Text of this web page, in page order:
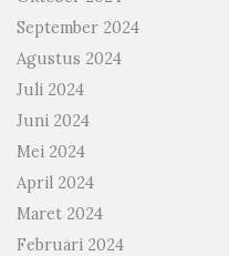
September 2024
Agustus 2024
Juli 2024
Juni 2024
Mei 2024
April 2024
Maret 2024
Februari 2024